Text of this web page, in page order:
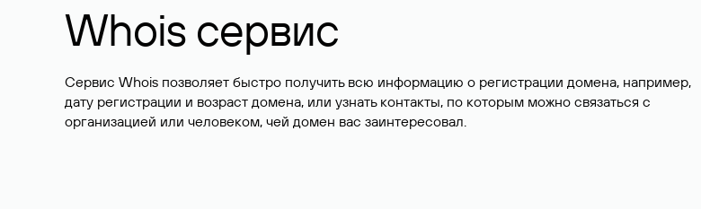
Whois сервис
Сервис Whois позволяет быстро получить всю информацию о регистрации домена, например,
дату регистрации и возраст домена, или узнать контакты, по которым можно связаться с
организацией или человеком, чей домен вас заинтересовал.